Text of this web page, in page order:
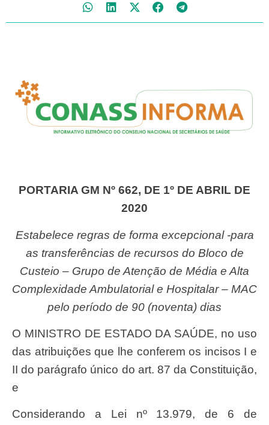
PORTARIA GM Nº 662, DE 1º DE ABRIL DE
2020
Estabelece regras de forma excepcional -para
as transferências de recursos do Bloco de
Custeio – Grupo de Atenção de Média e Alta
Complexidade Ambulatorial e Hospitalar – MAC
pelo período de 90 (noventa) dias
O MINISTRO DE ESTADO DA SAÚDE, no uso
das atribuições que lhe conferem os incisos I e
II do parágrafo único do art. 87 da Constituição,
e
Considerando a Lei nº 13.979, de 6 de